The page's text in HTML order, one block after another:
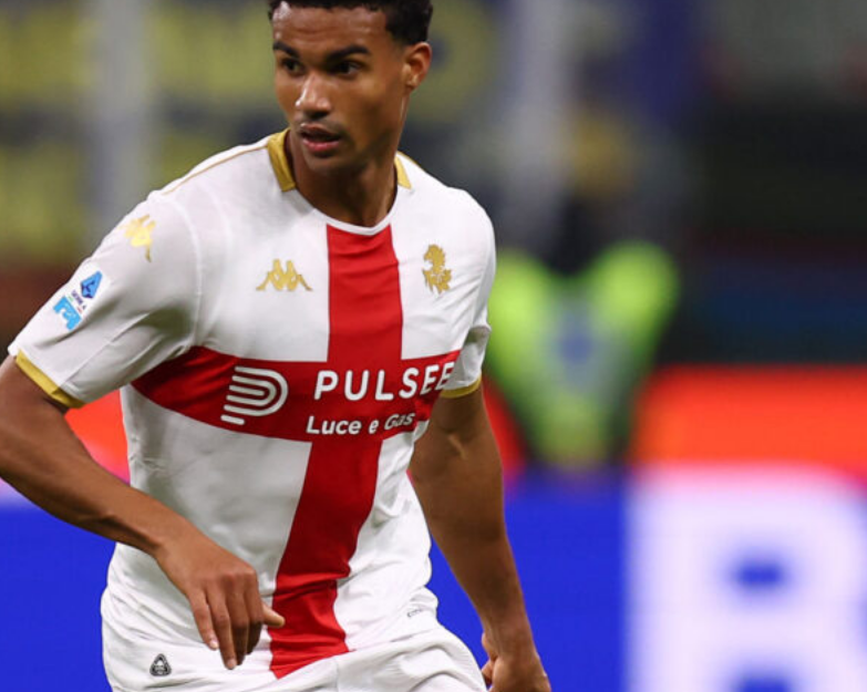
5 Agosto 2026
5 Agosto 2026
Genoa, spunta Walid Cheddira per
l’attacco: l’attaccante del Napoli è
stato proposto al club rossoblù
5 Agosto 2026